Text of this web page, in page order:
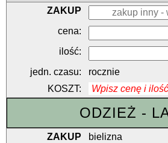
rocznie
Wpisz cenę i ilość
ODZIEŻ -
bielizna